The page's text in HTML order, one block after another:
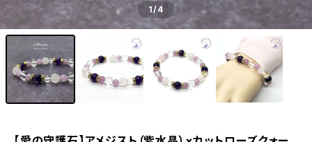
1/4